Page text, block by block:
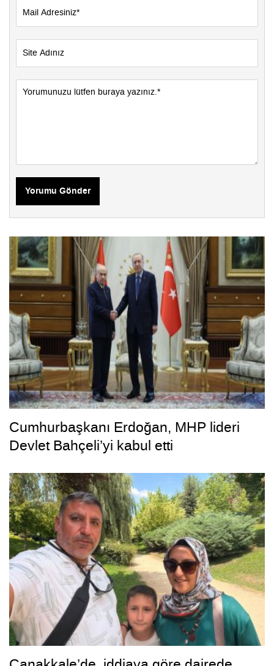
Yorumu Gönder
Cumhurbaşkanı Erdoğan, MHP lideri
Devlet Bahçeli’yi kabul etti